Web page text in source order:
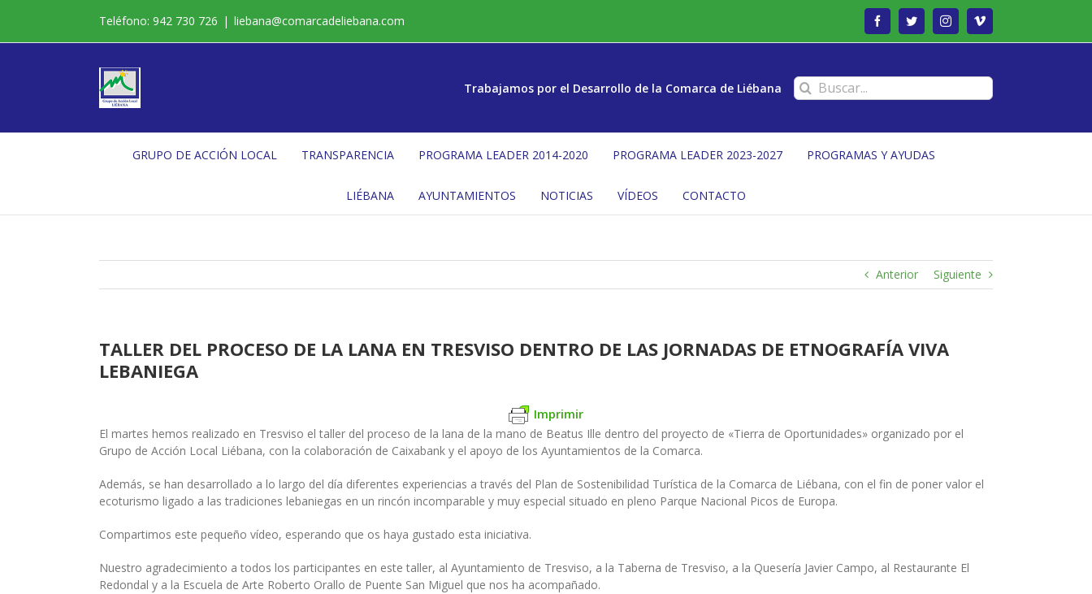
contenido
Teléfono: 942 730 726 | liebana@comarcadeliebana.com FacebookTwitterInstagramVimeo
Trabajamos por el Desarrollo de la Comarca de Liébana Buscar:
GRUPO DE ACCIÓN LOCAL TRANSPARENCIA PROGRAMA LEADER 2014-2020 PROGRAMA LEADER 2023-2027 PROGRAMAS Y AYUDAS
LIÉBANA AYUNTAMIENTOS NOTICIAS VÍDEOS CONTACTO
Anterior Siguiente
TALLER DEL PROCESO DE LA LANA EN TRESVISO DENTRO DE LAS JORNADAS DE ETNOGRAFÍA VIVA
LEBANIEGA
Imprimir
El martes hemos realizado en Tresviso el taller del proceso de la lana de la mano de Beatus Ille dentro del proyecto de «Tierra de Oportunidades» organizado por el
Grupo de Acción Local Liébana, con la colaboración de Caixabank y el apoyo de los Ayuntamientos de la Comarca.
Además, se han desarrollado a lo largo del día diferentes experiencias a través del Plan de Sostenibilidad Turística de la Comarca de Liébana, con el fin de poner valor el
ecoturismo ligado a las tradiciones lebaniegas en un rincón incomparable y muy especial situado en pleno Parque Nacional Picos de Europa.
Compartimos este pequeño vídeo, esperando que os haya gustado esta iniciativa.
Nuestro agradecimiento a todos los participantes en este taller, al Ayuntamiento de Tresviso, a la Taberna de Tresviso, a la Quesería Javier Campo, al Restaurante El
Redondal y a la Escuela de Arte Roberto Orallo de Puente San Miguel que nos ha acompañado.